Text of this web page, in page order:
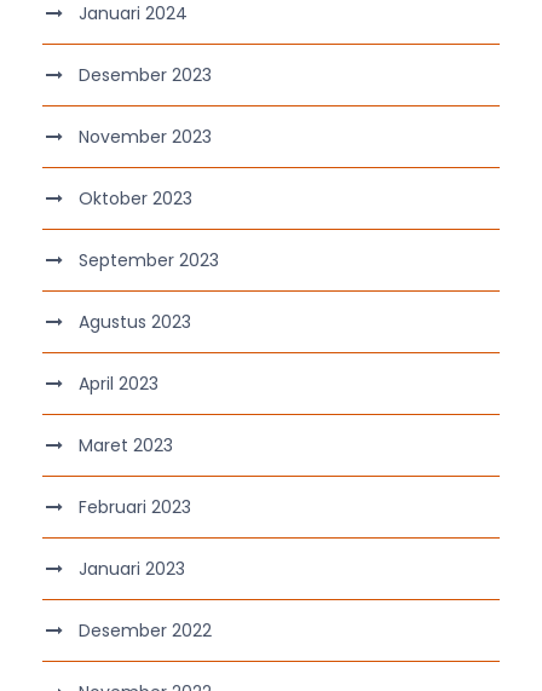
Januari 2024
Desember 2023
November 2023
Oktober 2023
September 2023
Agustus 2023
April 2023
Maret 2023
Februari 2023
Januari 2023
Desember 2022